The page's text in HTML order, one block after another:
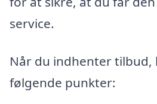
service.
Når du indhenter tilbud,
følgende punkter: